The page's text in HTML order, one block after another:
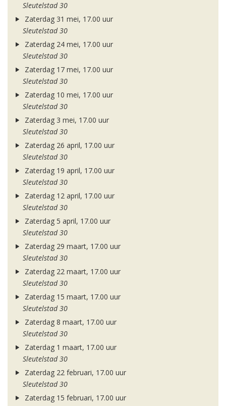
Sleutelstad 30
Zaterdag 31 mei, 17.00 uur
Sleutelstad 30
Zaterdag 24 mei, 17.00 uur
Sleutelstad 30
Zaterdag 17 mei, 17.00 uur
Sleutelstad 30
Zaterdag 10 mei, 17.00 uur
Sleutelstad 30
Zaterdag 3 mei, 17.00 uur
Sleutelstad 30
Zaterdag 26 april, 17.00 uur
Sleutelstad 30
Zaterdag 19 april, 17.00 uur
Sleutelstad 30
Zaterdag 12 april, 17.00 uur
Sleutelstad 30
Zaterdag 5 april, 17.00 uur
Sleutelstad 30
Zaterdag 29 maart, 17.00 uur
Sleutelstad 30
Zaterdag 22 maart, 17.00 uur
Sleutelstad 30
Zaterdag 15 maart, 17.00 uur
Sleutelstad 30
Zaterdag 8 maart, 17.00 uur
Sleutelstad 30
Zaterdag 1 maart, 17.00 uur
Sleutelstad 30
Zaterdag 22 februari, 17.00 uur
Sleutelstad 30
Zaterdag 15 februari, 17.00 uur